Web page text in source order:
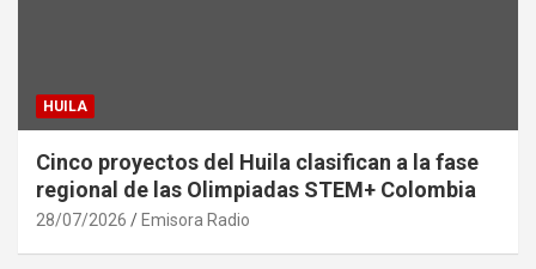
HUILA
Cinco proyectos del Huila clasifican a la fase
regional de las Olimpiadas STEM+ Colombia
28/07/2026 Emisora Radio